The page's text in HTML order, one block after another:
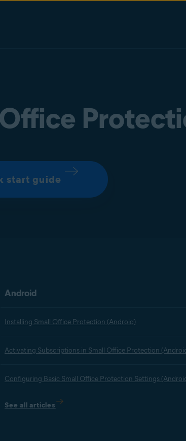
start guide
Android
Installing Small Office Protection (Android)
Activating Subscriptions in Small Office Protection
Configuring Basic Small Office Protection Settings
See all articles